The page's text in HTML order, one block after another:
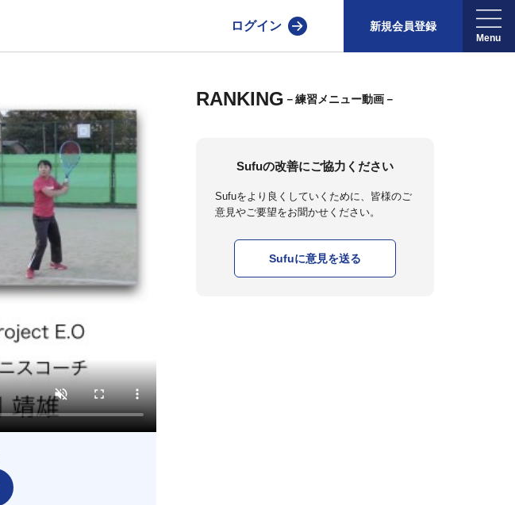
ログイン 新規会員登録
RANKING －練習メニュー動画－
Sufuの改善にご協力ください
Sufuをより良くしていくために、皆様のご
意見やご要望をお聞かせください。
Sufuに意見を送る